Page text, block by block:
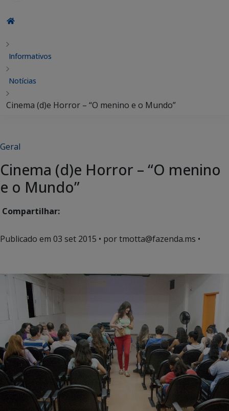
Informativos
Notícias
Cinema (d)e Horror – “O menino e o Mundo”
Geral
Cinema (d)e Horror – “O menino
e o Mundo”
Compartilhar:
Publicado em 03 set 2015 • por tmotta@fazenda.ms •